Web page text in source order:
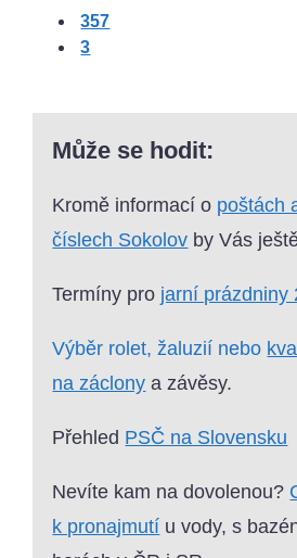
357
3
Může se hodit:
Kromě informací o poštách
číslech Sokolov by Vás
Termíny pro jarní prázdniny
Výběr rolet, žaluzií nebo
na záclony a závěsy.
Přehled PSČ na Slovensku
Nevíte kam na dovolenou?
k pronajmutí u vody, s